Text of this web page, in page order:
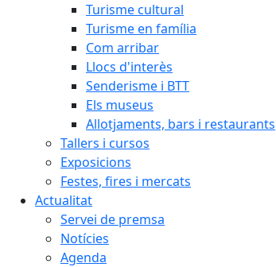
Turisme cultural
Turisme en família
Com arribar
Llocs d'interès
Senderisme i BTT
Els museus
Allotjaments, bars i restaurants
Tallers i cursos
Exposicions
Festes, fires i mercats
Actualitat
Servei de premsa
Notícies
Agenda